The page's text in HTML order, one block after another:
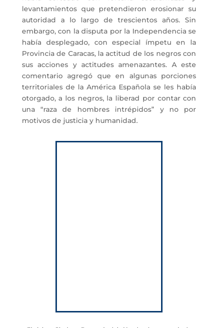
levantamientos que pretendieron erosionar su
autoridad a lo largo de trescientos años. Sin
embargo, con la disputa por la Independencia se
había desplegado, con especial ímpetu en la
Provincia de Caracas, la actitud de los negros con
sus acciones y actitudes amenazantes. A este
comentario agregó que en algunas porciones
territoriales de la América Española se les había
otorgado, a los negros, la liberad por contar con
una “raza de hombres intrépidos” y no por
motivos de justicia y humanidad.